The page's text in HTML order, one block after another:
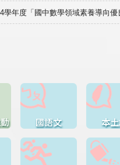
學年度「國中數學領域素養導向
國語文 本